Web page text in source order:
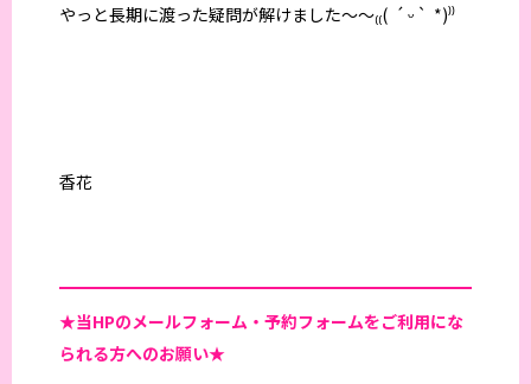
やっと長期に渡った疑問が解けました〜〜₍₍( ´ ᵕ ` *)⁾⁾
香花
★当HPのメールフォーム・予約フォームをご利用にな
られる方へのお願い★